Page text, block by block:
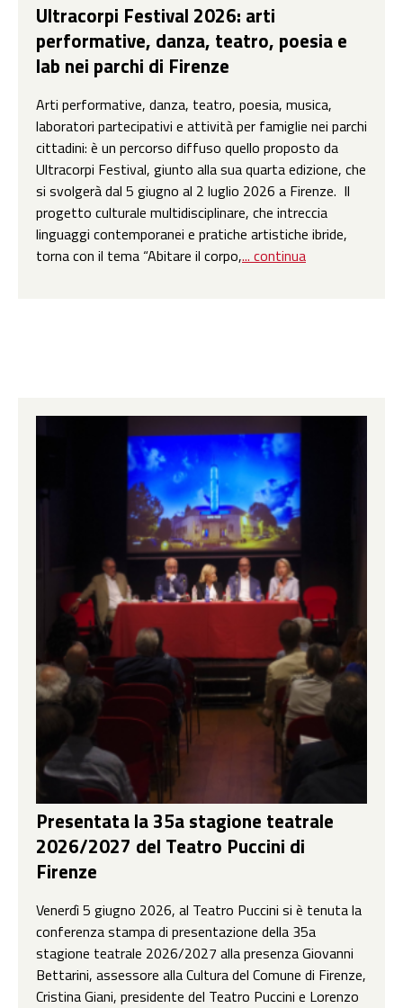
Ultracorpi Festival 2026: arti
performative, danza, teatro, poesia e
lab nei parchi di Firenze
Arti performative, danza, teatro, poesia, musica,
laboratori partecipativi e attività per famiglie nei parchi
cittadini: è un percorso diffuso quello proposto da
Ultracorpi Festival, giunto alla sua quarta edizione, che
si svolgerà dal 5 giugno al 2 luglio 2026 a Firenze. Il
progetto culturale multidisciplinare, che intreccia
linguaggi contemporanei e pratiche artistiche ibride,
torna con il tema “Abitare il corpo,... continua
Presentata la 35a stagione teatrale
2026/2027 del Teatro Puccini di
Firenze
Venerdì 5 giugno 2026, al Teatro Puccini si è tenuta la
conferenza stampa di presentazione della 35a
stagione teatrale 2026/2027 alla presenza Giovanni
Bettarini, assessore alla Cultura del Comune di Firenze,
Cristina Giani, presidente del Teatro Puccini e Lorenzo